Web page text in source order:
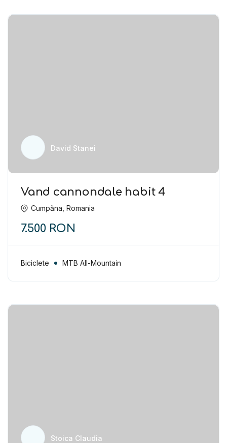
David Stanei
Vand cannondale habit 4
Cumpăna, Romania
7.500 RON
Biciclete MTB All-Mountain
Stoica Claudia